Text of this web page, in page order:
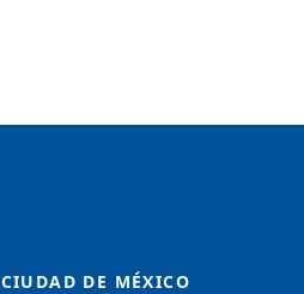
CIUDAD DE MÉXICO